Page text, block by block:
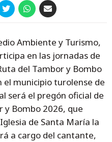
Ambiente y Turismo,
en las jornadas de
del Tambor y Bombo
el municipio turolense de
será el pregón oficial de
y Bombo 2026, que
de Santa María la
a cargo del cantante,